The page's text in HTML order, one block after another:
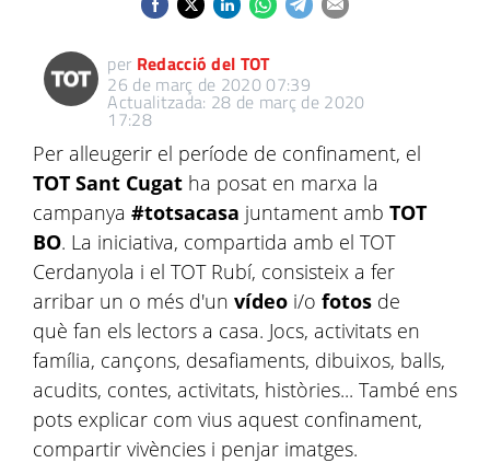
per Redacció del TOT
26 de març de 2020 07:39
Actualitzada: 28 de març de 2020
17:28
Per alleugerir el període de confinament, el
TOT Sant Cugat ha posat en marxa la
campanya #totsacasa juntament amb TOT
BO. La iniciativa, compartida amb el TOT
Cerdanyola i el TOT Rubí, consisteix a fer
arribar un o més d'un vídeo i/o fotos de
què fan els lectors a casa. Jocs, activitats en
família, cançons, desafiaments, dibuixos, balls,
acudits, contes, activitats, històries... També ens
pots explicar com vius aquest confinament,
compartir vivències i penjar imatges.